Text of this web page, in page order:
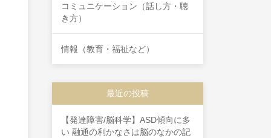
コミュニケーション（話し方・聴
き方）
情報（教育・福祉など）
最近の投稿
【発達障害/脳科学】ASD傾向に多
い 融通の利かなさは脳のなかの記